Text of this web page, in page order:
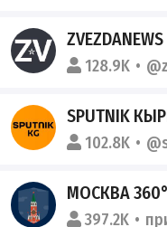
128.9K
SPUTNIK
102.8K
МОСКВА 360°
397.2K